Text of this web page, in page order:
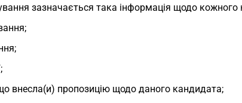
зазначається така інформація щодо
внесла(и) пропозицію щодо даного кандидата;